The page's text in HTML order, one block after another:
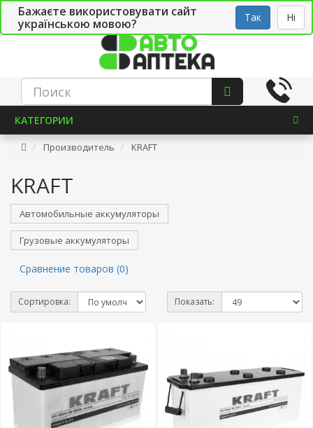
Бажаєте використовувати сайт
українською мовою?
Так Ні
СТО Укр
КАТЕГОРИИ
Производитель KRAFT
KRAFT
Автомобильные аккумуляторы
Грузовые аккумуляторы
Сравнение товаров (0)
Сортировка: Показать: